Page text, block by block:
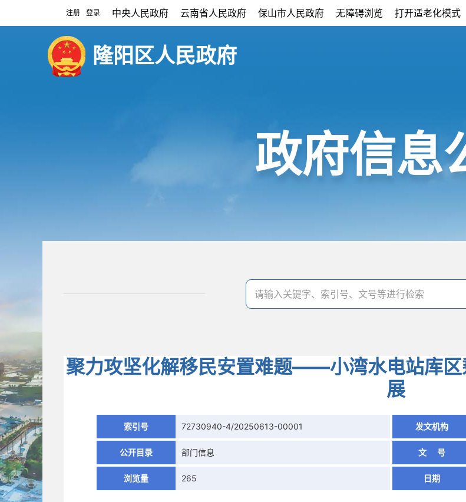
注册 登录 中央人民政府 云南省人民政府 保山市人民政府 无障碍浏览 打开适老化模式
隆阳区人民政府
政府信息
聚力攻坚化解移民安置难题——小湾水电站库区
展
索引号 72730940-4/20250613-00001 发文机构
公开目录 部门信息 文 号
浏览量 265 日期